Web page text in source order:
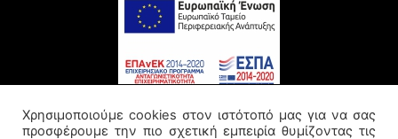
Χρησιμοποιούμε cookies στον ιστότοπό μας για να σας
προσφέρουμε την πιο σχετική εμπειρία θυμίζοντας τις